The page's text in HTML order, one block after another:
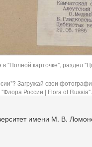
"Полной карточке", раздел
Загружай свои
"Флора России | Flora of Russia".
имени М. В.